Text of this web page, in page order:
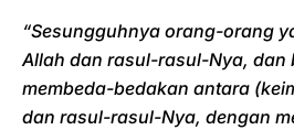
“Sesungguhnya orang-orang
Allah dan rasul-rasul-Nya, dan
membeda-bedakan antara
dan rasul-rasul-Nya, dengan